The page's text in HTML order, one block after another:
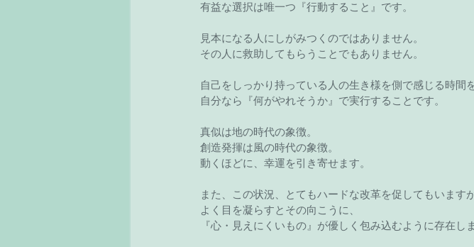
有益な選択は唯一つ『行動すること』です。
見本になる人にしがみつくのではありません。
その人に救助してもらうことでもありません。
自己をしっかり持っている人の生き様を側で感じる時間
自分なら『何がやれそうか』で実行することです。
真似は地の時代の象徴。
創造発揮は風の時代の象徴。
動くほどに、幸運を引き寄せます。
また、この状況、とてもハードな改革を促してもいますが
よく目を凝らすとその向こうに、
『心・見えにくいもの』が優しく包み込むように存在し